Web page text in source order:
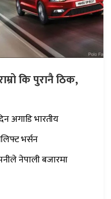
कि पुरानै ठिक,
अगाडि भारतीय
भर्सन
नेपाली बजारमा